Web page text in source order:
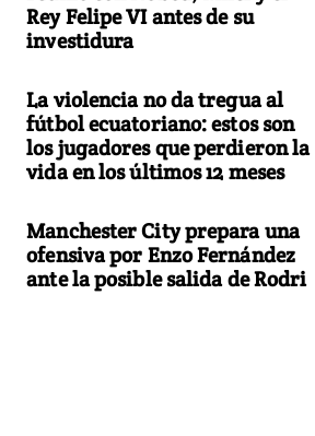
Rey Felipe VI antes de su
investidura
La violencia no da tregua al
fútbol ecuatoriano: estos son
los jugadores que perdieron la
vida en los últimos 12 meses
Manchester City prepara una
ofensiva por Enzo Fernández
ante la posible salida de Rodri